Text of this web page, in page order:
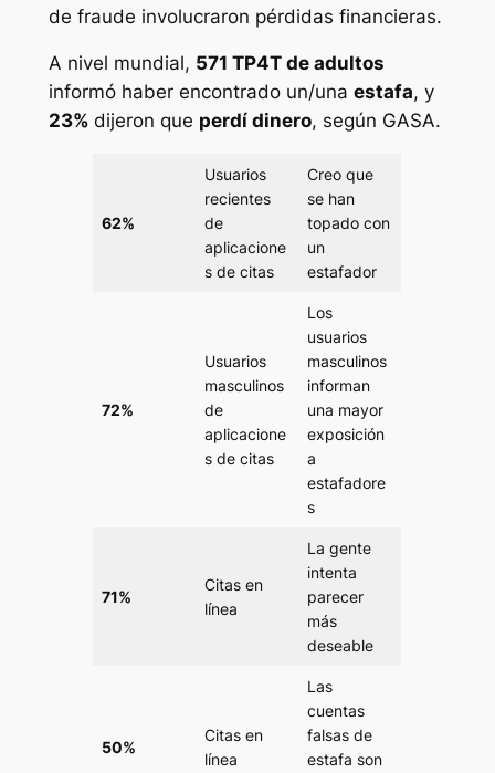
de fraude involucraron pérdidas financieras.
A nivel mundial, 571 TP4T de adultos
informó haber encontrado un/una estafa, y
23% dijeron que perdí dinero, según GASA.
62%
Usuarios
recientes
de
aplicacione
s de citas
Creo que
se han
topado con
un
estafador
72%
Usuarios
masculinos
de
aplicacione
s de citas
Los
usuarios
masculinos
informan
una mayor
exposición
a
estafadore
s
71%
Citas en
línea
La gente
intenta
parecer
más
deseable
50%
Citas en
línea
Las
cuentas
falsas de
estafa son